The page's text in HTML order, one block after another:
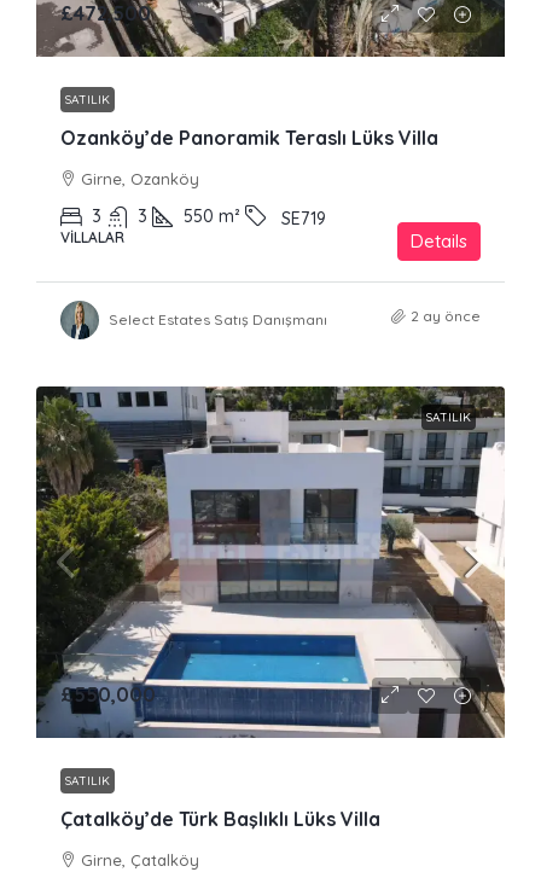
£472,500
SATILIK
Ozanköy’de Panoramik Teraslı Lüks Villa
Girne, Ozanköy
3 3 550 m² SE719
VILLALAR Details
Select Estates Satış Danışmanı 2 ay önce
SATILIK
£550,000
SATILIK
Çatalköy’de Türk Başlıklı Lüks Villa
Girne, Çatalköy